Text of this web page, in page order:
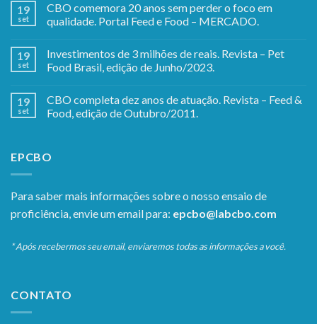
19
set
CBO comemora 20 anos sem perder o foco em
qualidade. Portal Feed e Food – MERCADO.
19
set
Investimentos de 3 milhões de reais. Revista – Pet
Food Brasil, edição de Junho/2023.
19
set
CBO completa dez anos de atuação. Revista – Feed &
Food, edição de Outubro/2011.
EPCBO
Para saber mais informações sobre o nosso ensaio de
proficiência, envie um email para: epcbo@labcbo.com
* Após recebermos seu email, enviaremos todas as informações a você.
CONTATO